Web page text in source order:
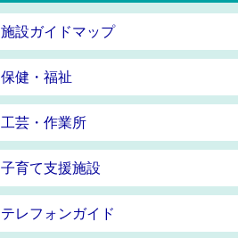
施設ガイドマップ
保健・福祉
工芸・作業所
子育て支援施設
テレフォンガイド